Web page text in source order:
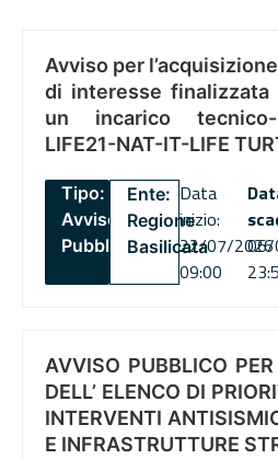
Avviso per
di interesse finalizzata
un incarico tecnico-
LIFE21-NAT-IT-LIFE
Tipo:
Avviso
Pubblico
Ente:
Regione
Basilicata
Data
inizio:
22/07/2026
09:00
06/
AVVISO PUBBLICO
DELL’ ELENCO DI
INTERVENTI
E INFRASTRUTTURE